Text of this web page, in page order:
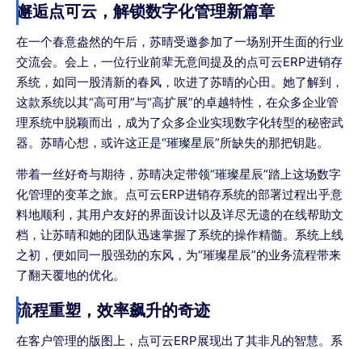
邂逅点可云，解锁数字化管理新篇章
在一个春意盎然的午后，苏晴受邀参加了一场别开生面的行业
交流会。会上，一位行业前辈无意间提及的点可云ERP进销存
系统，如同一股清新的春风，吹进了苏晴的心田。她了解到，
这款系统以其“高可用”与“高扩展”的卓越特性，在众多企业管
理系统中脱颖而出，成为了众多企业实现数字化转型的秘密武
器。苏晴心想，或许这正是“璀璨星辰”所缺失的那把钥匙。
带着一丝好奇与期待，苏晴决定带领“璀璨星辰”踏上这场数字
化管理的变革之旅。点可云ERP进销存系统的部署过程出乎意
料地顺利，其用户友好的界面设计以及详尽无遗的在线帮助文
档，让苏晴和她的团队迅速掌握了系统的操作精髓。系统上线
之初，便如同一股强劲的东风，为“璀璨星辰”的业务流程带来
了翻天覆地的优化。
流程重塑，效率飙升的奇迹
在客户管理的版图上，点可云ERP展现出了其非凡的智慧。系